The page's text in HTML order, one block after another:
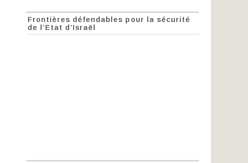
Frontières défendables pour la sécurité
de l’Etat d’Israël